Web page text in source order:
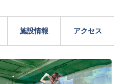
施設情報 アクセス